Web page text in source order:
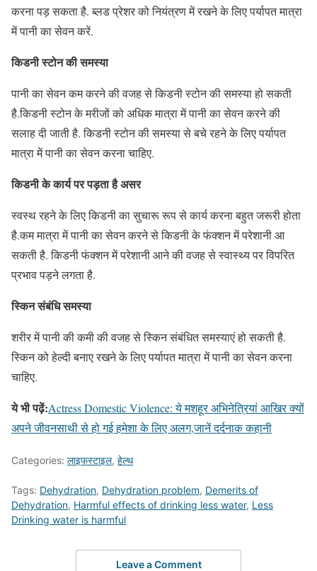
करना पड़ सकता है. ब्लड प्रेशर को नियंत्रण में रखने के लिए पर्यापत मात्रा
में पानी का सेवन करें.
किडनी स्टोन की समस्या
पानी का सेवन कम करने की वजह से किडनी स्टोन की समस्या हो सकती
है.किडनी स्टोन के मरीजों को अधिक मात्रा में पानी का सेवन करने की
सलाह दी जाती है. किडनी स्टोन की समस्या से बचे रहने के लिए पर्यापत
मात्रा में पानी का सेवन करना चाहिए.
किडनी के कार्य पर पड़ता है असर
स्वस्थ रहने के लिए किडनी का सुचारू रूप से कार्य करना बहुत जरूरी होता
है.कम मात्रा में पानी का सेवन करने से किडनी के फंक्शन में परेशानी आ
सकती है. किडनी फंक्शन में परेशानी आने की वजह से स्वास्थ्य पर विपरित
प्रभाव पड़ने लगता है.
स्किन संबंधि समस्या
शरीर में पानी की कमी की वजह से स्किन संबंधित समस्याएं हो सकती है.
स्किन को हेल्दी बनाए रखने के लिए पर्यापत मात्रा में पानी का सेवन करना
चाहिए.
ये भी पढ़ें:Actress Domestic Violence: ये मशहूर अभिनेत्रियां आखिर क्यों
अपने जीवनसाथी से हो गई हमेशा के लिए अलग,जानें दर्दनाक कहानी
Categories: लाइफस्टाइल, हेल्थ
Tags: Dehydration, Dehydration problem, Demerits of
Dehydration, Harmful effects of drinking less water, Less
Drinking water is harmful
Leave a Comment